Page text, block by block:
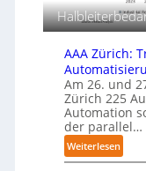
r
l
a
g
e
r
f
ü
r
n
g
m
a
s
c
h
i
n
AAA Zürich:
Am 26. und
Zürich 225
Automation
der parallel…
Weiterlesen:
A